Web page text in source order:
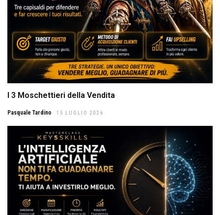
I 3 Moschettieri della Vendita
Pasquale Tardino 15 LUGLIO 2026